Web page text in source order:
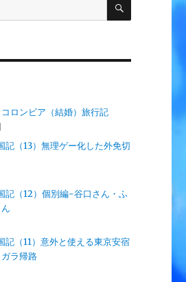
ロンビア（結婚）旅行記
記（13）無理ゲー化した外免切
記（12）個別編-谷口さん・ふ
記（11）意外と使える東京安宿
ラ帰路